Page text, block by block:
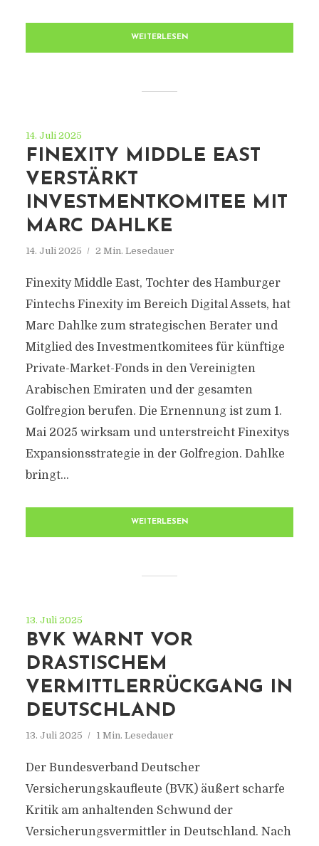
WEITERLESEN
14. Juli 2025
FINEXITY MIDDLE EAST
VERSTÄRKT
INVESTMENTKOMITEE MIT
MARC DAHLKE
14. Juli 2025 2 Min. Lesedauer
Finexity Middle East, Tochter des Hamburger
Fintechs Finexity im Bereich Digital Assets, hat
Marc Dahlke zum strategischen Berater und
Mitglied des Investmentkomitees für künftige
Private-Market-Fonds in den Vereinigten
Arabischen Emiraten und der gesamten
Golfregion berufen. Die Ernennung ist zum 1.
Mai 2025 wirksam und unterstreicht Finexitys
Expansionsstrategie in der Golfregion. Dahlke
bringt...
WEITERLESEN
13. Juli 2025
BVK WARNT VOR
DRASTISCHEM
VERMITTLERRÜCKGANG IN
DEUTSCHLAND
13. Juli 2025 1 Min. Lesedauer
Der Bundesverband Deutscher
Versicherungskaufleute (BVK) äußert scharfe
Kritik am anhaltenden Schwund der
Versicherungsvermittler in Deutschland. Nach